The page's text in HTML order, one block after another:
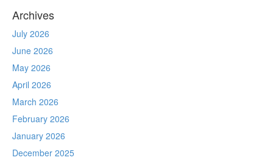
Archives
July 2026
June 2026
May 2026
April 2026
March 2026
February 2026
January 2026
December 2025